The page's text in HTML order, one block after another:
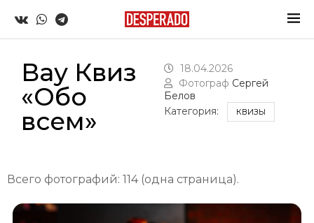
Вау Квиз
«Обо
всем»
18.04.2026
Фотограф Сергей
Белов
Категория:
КВИЗЫ
Всего фотографий: 114 (одна страница).